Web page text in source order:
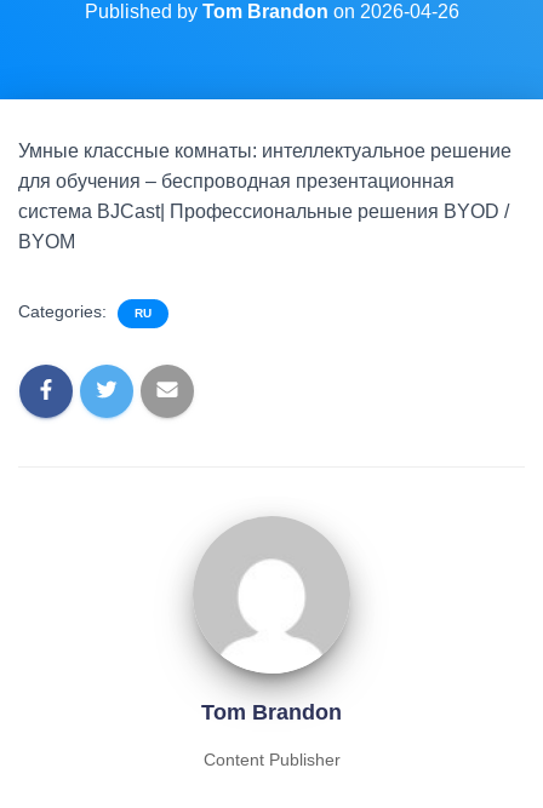
Published by Tom Brandon on 2026-04-26
Умные классные комнаты: интеллектуальное решение
для обучения – беспроводная презентационная
система BJCast| Профессиональные решения BYOD /
BYOM
Categories: RU
Tom Brandon
Content Publisher